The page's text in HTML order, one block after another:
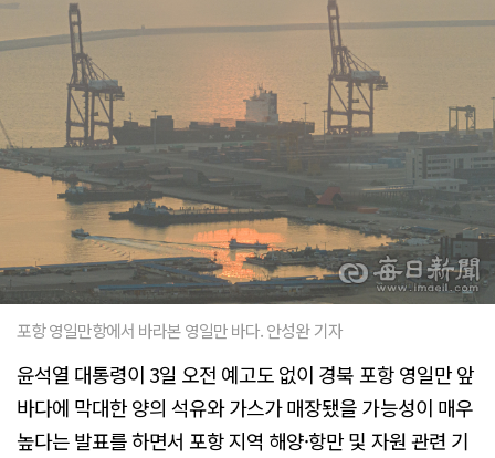
포항 영일만항에서 바라본 영일만 바다. 안성완 기자
윤석열 대통령이 3일 오전 예고도 없이 경북 포항 영일만 앞
바다에 막대한 양의 석유와 가스가 매장됐을 가능성이 매우
높다는 발표를 하면서 포항 지역 해양·항만 및 자원 관련 기